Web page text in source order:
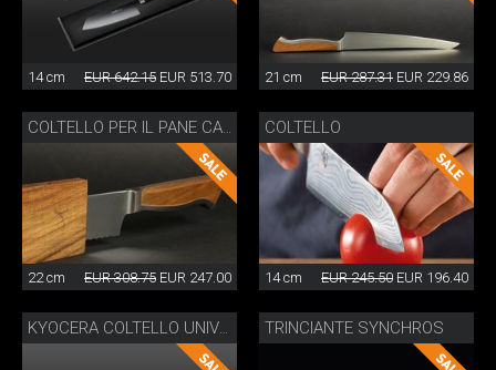
14 cm EUR 642.15 EUR 513.70 21 cm EUR 287.31 EUR 229.86
COLTELLO PER IL PANE CAMINADA CON FODERA DI LEGNO
22 cm EUR 308.75 EUR 247.00
COLTELLO
14 cm EUR 245.50 EUR 196.40
TRINCIANTE SYNCHROS